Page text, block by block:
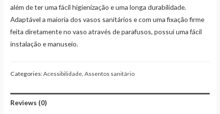
além de ter uma fácil higienização e uma longa durabilidade.
Adaptável a maioria dos vasos sanitários e com uma fixação firme
feita diretamente no vaso através de parafusos, possui uma fácil
instalação e manuseio.
Categories:Acessibilidade ,Assentos sanitário
Reviews (0)